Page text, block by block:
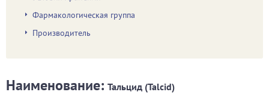
Фармакологическая группа
Производитель
Наименование: Тальцид (Talcid)